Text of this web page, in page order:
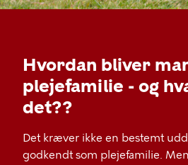
Hvordan bliver
plejefamilie - og
det??
Det kræver ikke en bestemt
godkendt som plejefamilie.